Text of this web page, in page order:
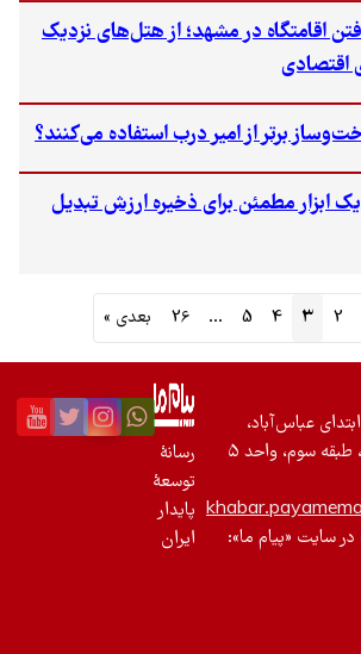
اقامتگاه در مشهد؛ از هتل‌های نزدیک
اقتصادی
برتر از امیر درب استفاده می‌کنند؟
یک ابزار مطمئن برای ذخیره ارزش تبدیل
2
3
4
5
…
26 بعدی »
عباس‌آباد،
سایت «پیام ما»:
رسانۀ
توسعۀ
پایدار
ایران